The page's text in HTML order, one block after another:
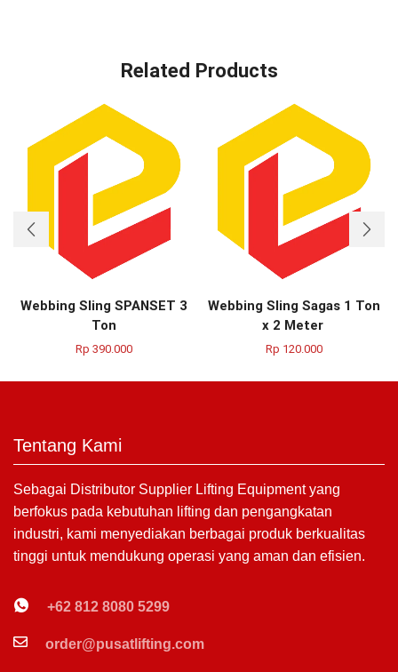
Related Products
Webbing Sling SPANSET 3
Ton
Rp 390.000
Webbing Sling Sagas 1 Ton
x 2 Meter
Rp 120.000
Tentang Kami
Sebagai Distributor Supplier Lifting Equipment yang
berfokus pada kebutuhan lifting dan pengangkatan
industri, kami menyediakan berbagai produk berkualitas
tinggi untuk mendukung operasi yang aman dan efisien.
+62 812 8080 5299
order@pusatlifting.com